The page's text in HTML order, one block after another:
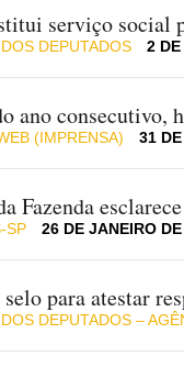
serviço social
DEPUTADOS 2 DE
ano consecutivo,
(IMPRENSA) 31
Fazenda
SP 26 DE JANEIRO
para atestar
DEPUTADOS –